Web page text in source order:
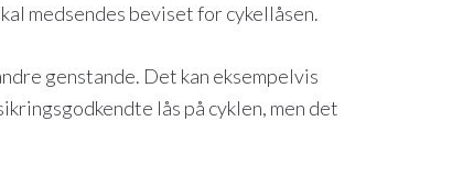
medsendes beviset for cykellåsen.
genstande. Det kan eksempelvis
lås på cyklen, men det